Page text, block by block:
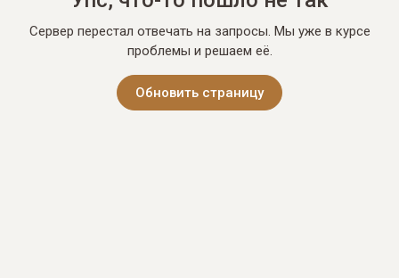
Сервер перестал отвечать на запросы. Мы уже в курсе
проблемы и решаем её.
Обновить страницу